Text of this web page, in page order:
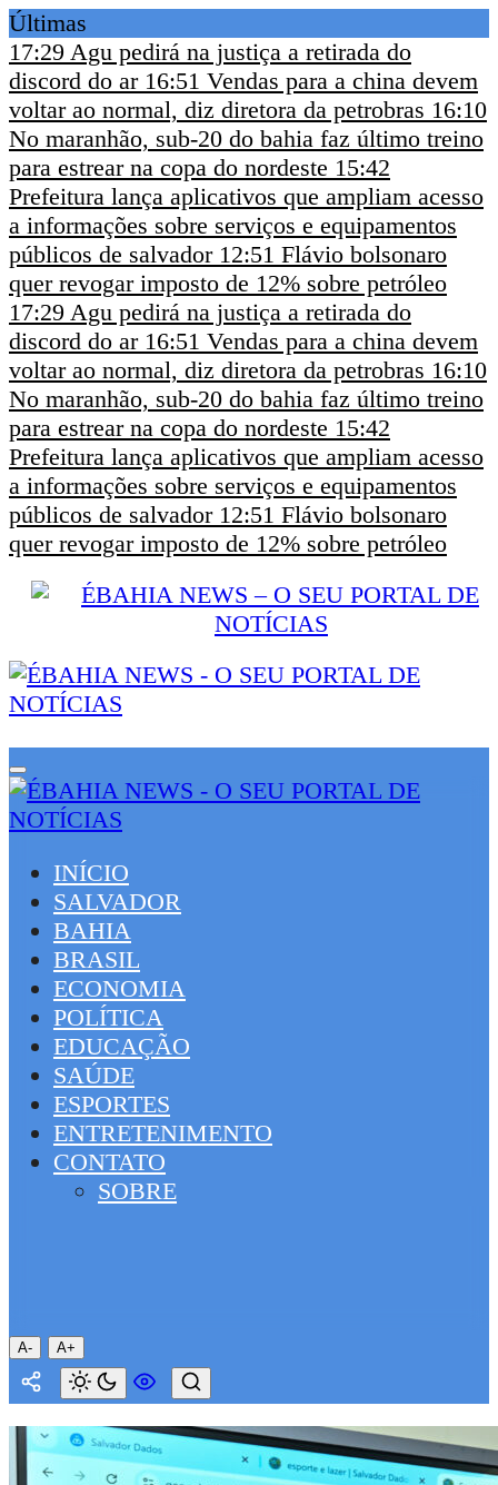
Últimas
17:29 Agu pedirá na justiça a retirada do
discord do ar 16:51 Vendas para a china devem
voltar ao normal, diz diretora da petrobras 16:10
No maranhão, sub-20 do bahia faz último treino
para estrear na copa do nordeste 15:42
Prefeitura lança aplicativos que ampliam acesso
a informações sobre serviços e equipamentos
públicos de salvador 12:51 Flávio bolsonaro
quer revogar imposto de 12% sobre petróleo
17:29 Agu pedirá na justiça a retirada do
discord do ar 16:51 Vendas para a china devem
voltar ao normal, diz diretora da petrobras 16:10
No maranhão, sub-20 do bahia faz último treino
para estrear na copa do nordeste 15:42
Prefeitura lança aplicativos que ampliam acesso
a informações sobre serviços e equipamentos
públicos de salvador 12:51 Flávio bolsonaro
quer revogar imposto de 12% sobre petróleo
INÍCIO
SALVADOR
BAHIA
BRASIL
ECONOMIA
POLÍTICA
EDUCAÇÃO
SAÚDE
ESPORTES
ENTRETENIMENTO
CONTATO
SOBRE
A- A+